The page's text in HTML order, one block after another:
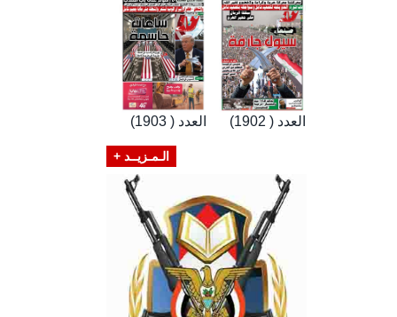
العدد ( 1903) العدد ( 1902)
الـمـزيــد +